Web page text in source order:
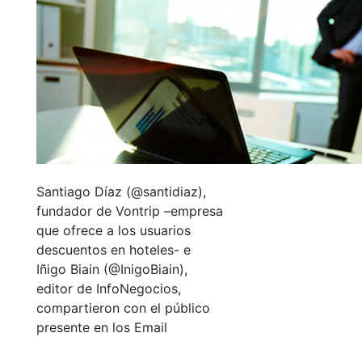
Santiago Díaz (@santidiaz),
fundador de Vontrip –empresa
que ofrece a los usuarios
descuentos en hoteles- e
Iñigo Biain (@InigoBiain),
editor de InfoNegocios,
compartieron con el público
presente en los Email